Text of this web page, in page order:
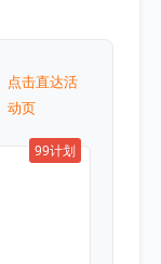
点击直达活
动页
99计划